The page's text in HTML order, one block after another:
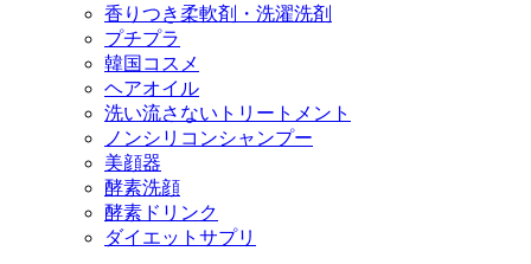
香りつき柔軟剤・洗濯洗剤
プチプラ
韓国コスメ
ヘアオイル
洗い流さないトリートメント
ノンシリコンシャンプー
美顔器
酵素洗顔
酵素ドリンク
ダイエットサプリ